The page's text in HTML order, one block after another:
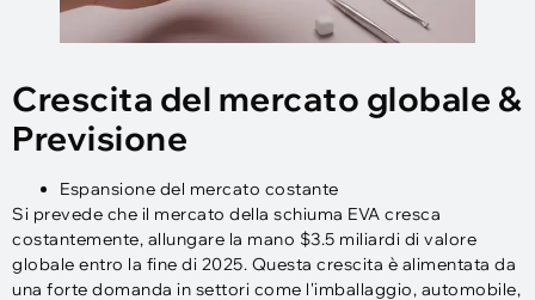
Crescita del mercato globale &
Previsione
Espansione del mercato costante
Si prevede che il mercato della schiuma EVA cresca
costantemente, allungare la mano $3.5 miliardi di valore
globale entro la fine di 2025. Questa crescita è alimentata da
una forte domanda in settori come l'imballaggio, automobile,